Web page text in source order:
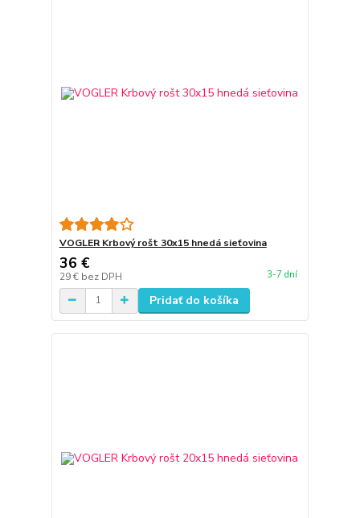
VOGLER Krbový rošt 30x15 hnedá sieťovina
36 €
29 € bez DPH 3-7 dní
Pridať do košíka